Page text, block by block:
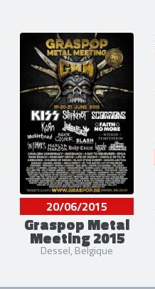
20/06/2015
Graspop Metal
Meeting 2015
Dessel, Belgique